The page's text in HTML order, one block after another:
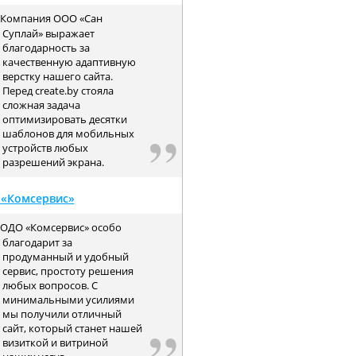
ООО «Сан
Суплай» выражает
благодарность за
качественную адаптивную
верстку нашего сайта.
Перед create.by стояла
сложная задача
оптимизировать десятки
шаблонов для мобильных
устройств любых
разрешений экрана.
«Комсервис» особо
благодарит за
продуманный и удобный
сервис, простоту решения
любых вопросов. С
минимальными усилиями
мы получили отличный
сайт, который станет нашей
визиткой и витриной